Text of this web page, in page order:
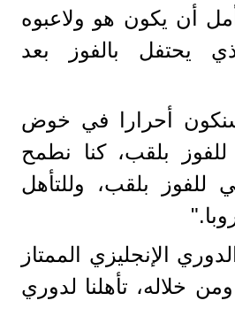
أن يكون هو ولاعبوه
يحتفل بالفوز بعد
أحرارا في خوض
للفوز بلقب، كنا نطمح
للفوز بلقب، وللتأهل
الإنجليزي الممتاز
خلاله، تأهلنا لدوري